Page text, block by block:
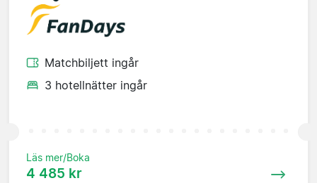
Matchbiljett ingår
3 hotellnätter ingår
Läs mer/Boka
4 485 kr